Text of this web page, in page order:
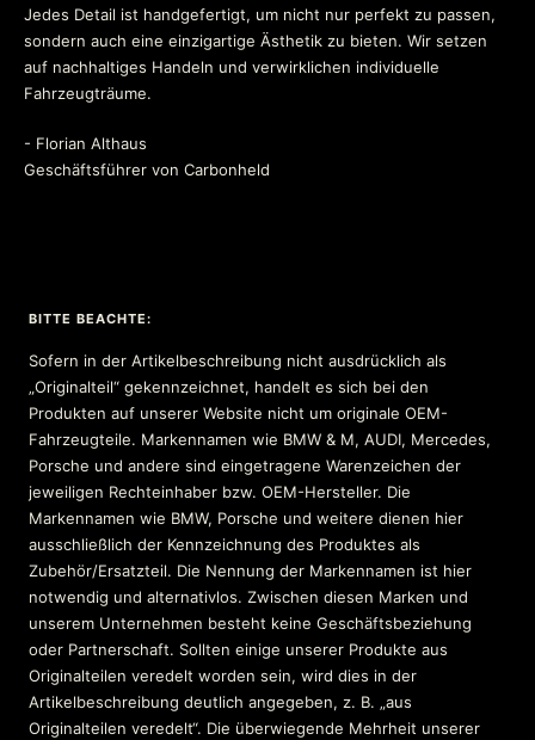
Jedes Detail ist handgefertigt, um nicht nur perfekt zu passen,
sondern auch eine einzigartige Ästhetik zu bieten. Wir setzen
auf nachhaltiges Handeln und verwirklichen individuelle
Fahrzeugträume.
- Florian Althaus
Geschäftsführer von Carbonheld
BITTE BEACHTE:
Sofern in der Artikelbeschreibung nicht ausdrücklich als
„Originalteil“ gekennzeichnet, handelt es sich bei den
Produkten auf unserer Website nicht um originale OEM-
Fahrzeugteile. Markennamen wie BMW & M, AUDI, Mercedes,
Porsche und andere sind eingetragene Warenzeichen der
jeweiligen Rechteinhaber bzw. OEM-Hersteller. Die
Markennamen wie BMW, Porsche und weitere dienen hier
ausschließlich der Kennzeichnung des Produktes als
Zubehör/Ersatzteil. Die Nennung der Markennamen ist hier
notwendig und alternativlos. Zwischen diesen Marken und
unserem Unternehmen besteht keine Geschäftsbeziehung
oder Partnerschaft. Sollten einige unserer Produkte aus
Originalteilen veredelt worden sein, wird dies in der
Artikelbeschreibung deutlich angegeben, z. B. „aus
Originalteilen veredelt“. Die überwiegende Mehrheit unserer